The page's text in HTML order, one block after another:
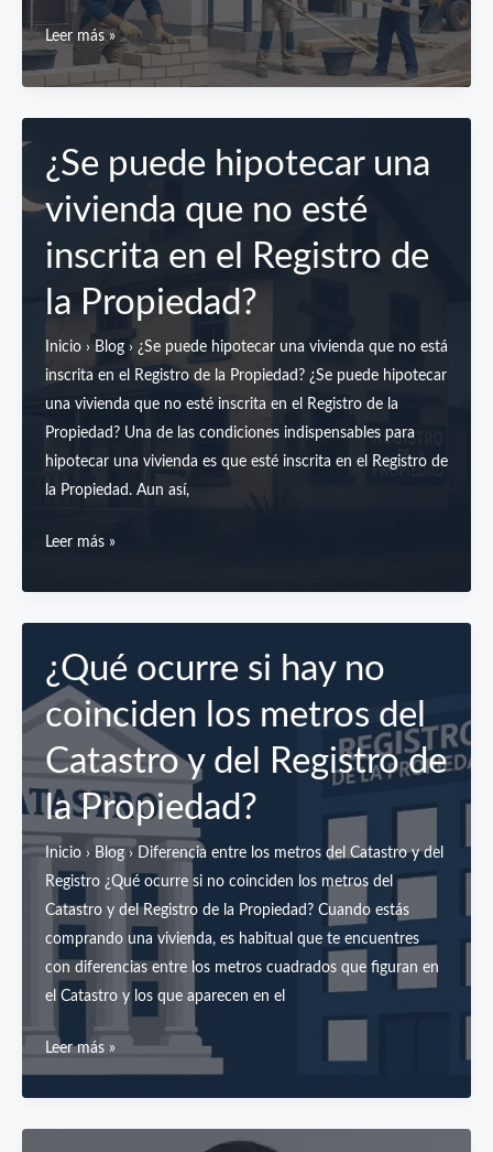
Préstamo
Autopromotor
Leer más »
¿Se puede hipotecar una
vivienda que no esté
inscrita en el Registro de
la Propiedad?
Inicio › Blog › ¿Se puede hipotecar una vivienda que no está
inscrita en el Registro de la Propiedad? ¿Se puede hipotecar
una vivienda que no esté inscrita en el Registro de la
Propiedad? Una de las condiciones indispensables para
hipotecar una vivienda es que esté inscrita en el Registro de
la Propiedad. Aun así,
¿Se
una
vivienda
que
no
inscrita
en
Registro
de
la
Propiedad?
Leer más »
¿Qué ocurre si hay no
coinciden los metros del
Catastro y del Registro de
la Propiedad?
Inicio › Blog › Diferencia entre los metros del Catastro y del
Registro ¿Qué ocurre si no coinciden los metros del
Catastro y del Registro de la Propiedad? Cuando estás
comprando una vivienda, es habitual que te encuentres
con diferencias entre los metros cuadrados que figuran en
el Catastro y los que aparecen en el
¿Qué
ocurre
hay
Leer más »